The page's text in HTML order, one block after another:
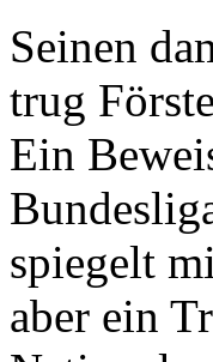
Seinen
trug
Ein
spiegelt
aber ein